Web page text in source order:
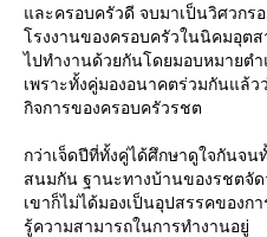
ละครอบครัวดี จบมาเป็นวิศวกร
รงงานของครอบครัวในนิคมอุตส
ไปทำงานด้วยกันโดยมอบหมายต
เพราะทั้งคู่มองอนาคตร่วมกันแล้
กิจการของครอบครัวรชต
กว่าเจ็ดปีที่ทั้งคู่ได้ศึกษาดูใจกันจ
สนมกัน ฐานะทางบ้านของรชตจัด
เขาก็ไม่ได้มองเป็นอุปสรรคของก
รู้ความสามารถในการทำงานอยู่